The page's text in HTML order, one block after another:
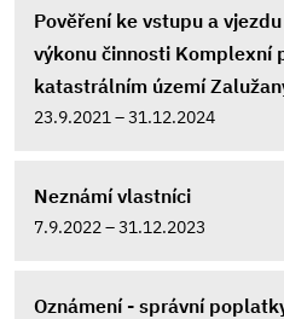
Pověření ke vstupu a
výkonu činnosti Komplexní
katastrálním území
23.9.2021 – 31.12.2024
Neznámí vlastníci
7.9.2022 – 31.12.2023
Oznámení - správní